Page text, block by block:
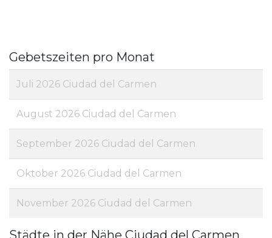
Gebetszeiten pro Monat
Juli 2026 Ciudad del Carmen
August 2026 Ciudad del Carmen
September 2026 Ciudad del Carmen
Oktober 2026 Ciudad del Carmen
November 2026 Ciudad del Carmen
Städte in der Nähe Ciudad del Carmen